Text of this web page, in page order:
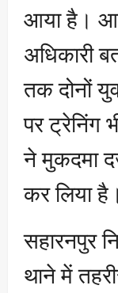
आया है।
अधिकारी
तक दोनों
पर ट्रेनिंग
ने मुकदमा
कर लिया है।
सहारनपुर
थाने में